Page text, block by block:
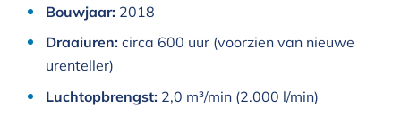
Bouwjaar: 2018
Draaiuren: circa 600 uur (voorzien van nieuwe
urenteller)
Luchtopbrengst: 2,0 m³/min (2.000 l/min)